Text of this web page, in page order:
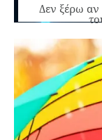
Δεν ξέρω αν